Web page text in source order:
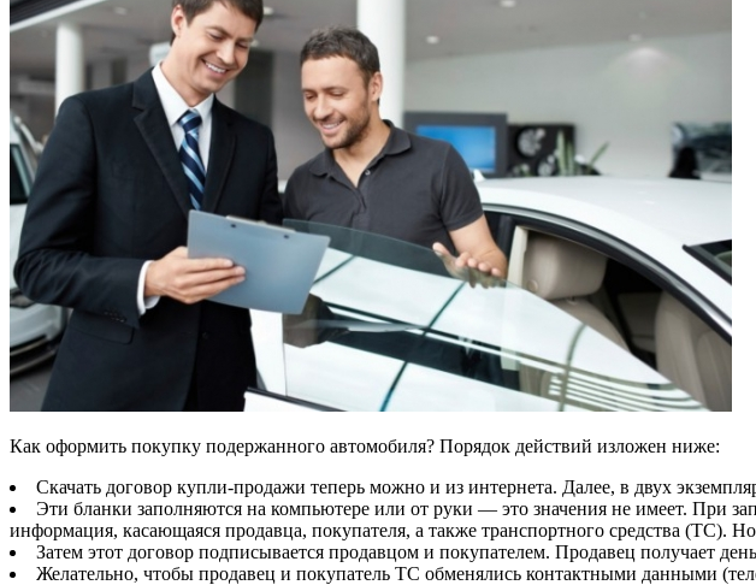
Как оформить покупку подержанного автомобиля? Порядок действий изложен ниже:
Скачать договор купли-продажи теперь можно и из интернета. Далее, в двух
Эти бланки заполняются на компьютере или от руки — это значения не имеет. При
информация, касающаяся продавца, покупателя, а также транспортного средства (ТС).
Затем этот договор подписывается продавцом и покупателем. Продавец получает
Желательно, чтобы продавец и покупатель ТС обменялись контактными данными